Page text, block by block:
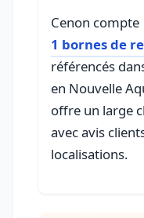
Cenon compte
1 bornes de
référencés
en Nouvelle
offre un large
avec avis
localisations.